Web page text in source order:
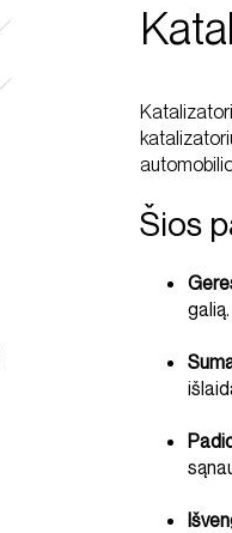
Šios
galią.